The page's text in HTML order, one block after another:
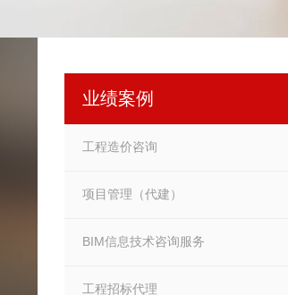
业绩案例
工程造价咨询
项目管理（代建）
BIM信息技术咨询服务
工程招标代理